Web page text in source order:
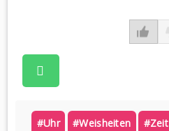
#uhr #weisheiten #zeit